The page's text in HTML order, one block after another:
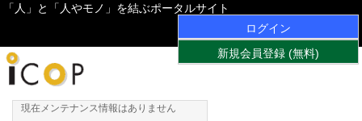
「人」と「人やモノ」を結ぶポータルサイト
ログイン
新規会員登録 (無料)
現在メンテナンス情報はありません